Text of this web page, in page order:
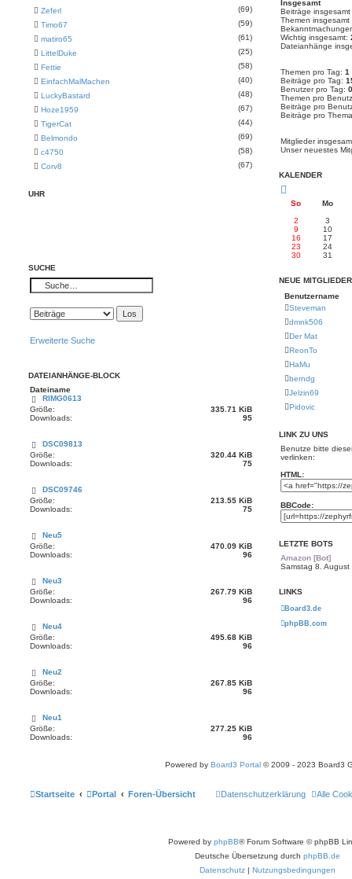
Zeferl
(69)
Timo67
(59)
matiro65
(61)
LittelDuke
(25)
Fettie
(58)
EinfachMalMachen
(40)
LuckyBastard
(48)
Hoze1959
(67)
TigerCat
(44)
Belmondo
(69)
c4750
(58)
Corv8
(67)
UHR
SUCHE
Erweiterte Suche
DATEIANHÄNGE-BLOCK
Dateiname
RIMG0613
Größe:
335.71 KiB
Downloads:
95
DSC09813
Größe:
320.44 KiB
Downloads:
75
DSC09746
Größe:
213.55 KiB
Downloads:
75
Neu5
Größe:
470.09 KiB
Downloads:
96
Neu3
Größe:
267.79 KiB
Downloads:
96
Neu4
Größe:
495.68 KiB
Downloads:
96
Neu2
Größe:
267.85 KiB
Downloads:
96
Neu1
Größe:
277.25 KiB
Downloads:
96
Insgesamt
Beiträge insgesamt
Themen insgesamt
Wichtig insgesamt:
Dateianhänge
Themen pro Tag: 1
Beiträge pro Tag:
Benutzer pro Tag: 0
Themen pro
Beiträge pro
Beiträge pro
Mitglieder
Unser neuestes
KALENDER
So
Mo
2
3
9
10
16
17
23
24
30
31
NEUE MITGLIEDER
Benutzername
Steveman
dmnk506
Der Mat
ReonTo
HaMu
berndg
Jelzin69
Pidovic
LINK ZU UNS
Benutze bitte
verlinken:
HTML:
BBCode:
LETZTE BOTS
Amazon [Bot]
Samstag 8.
LINKS
Board3.de
phpBB.com
Powered by Board3 Portal © 2009 - 2023 Board3
Startseite Portal Foren-Übersicht Alle
Datenschutzerklärung
Powered by phpBB® Forum Software © phpBB
Deutsche Übersetzung durch phpBB.de
Datenschutz | Nutzungsbedingungen